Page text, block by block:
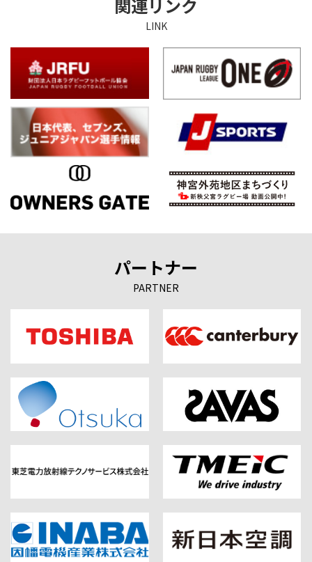
関連リンク
LINK
パートナー
PARTNER